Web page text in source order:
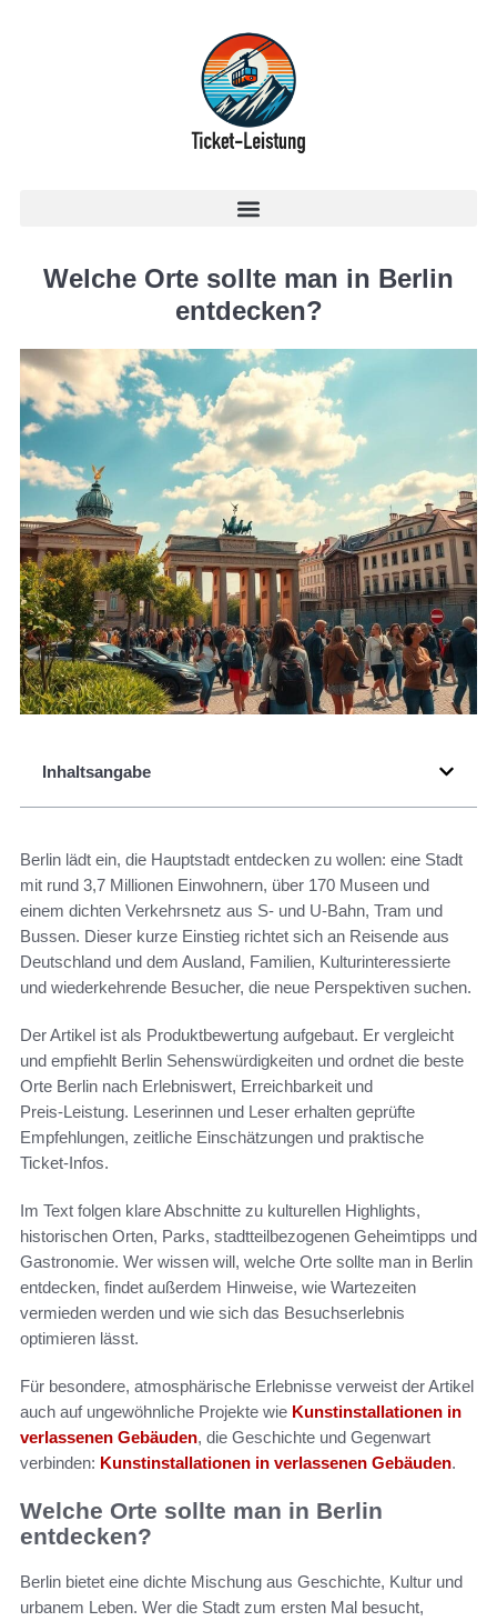
Welche Orte sollte man in Berlin
entdecken?
Inhaltsangabe
Berlin lädt ein, die Hauptstadt entdecken zu wollen: eine Stadt
mit rund 3,7 Millionen Einwohnern, über 170 Museen und
einem dichten Verkehrsnetz aus S‑ und U‑Bahn, Tram und
Bussen. Dieser kurze Einstieg richtet sich an Reisende aus
Deutschland und dem Ausland, Familien, Kulturinteressierte
und wiederkehrende Besucher, die neue Perspektiven suchen.
Der Artikel ist als Produktbewertung aufgebaut. Er vergleicht
und empfiehlt Berlin Sehenswürdigkeiten und ordnet die beste
Orte Berlin nach Erlebniswert, Erreichbarkeit und
Preis‑Leistung. Leserinnen und Leser erhalten geprüfte
Empfehlungen, zeitliche Einschätzungen und praktische
Ticket‑Infos.
Im Text folgen klare Abschnitte zu kulturellen Highlights,
historischen Orten, Parks, stadtteilbezogenen Geheimtipps und
Gastronomie. Wer wissen will, welche Orte sollte man in Berlin
entdecken, findet außerdem Hinweise, wie Wartezeiten
vermieden werden und wie sich das Besuchserlebnis
optimieren lässt.
Für besondere, atmosphärische Erlebnisse verweist der Artikel
auch auf ungewöhnliche Projekte wie Kunstinstallationen in
verlassenen Gebäuden, die Geschichte und Gegenwart
verbinden: Kunstinstallationen in verlassenen Gebäuden.
Welche Orte sollte man in Berlin
entdecken?
Berlin bietet eine dichte Mischung aus Geschichte, Kultur und
urbanem Leben. Wer die Stadt zum ersten Mal besucht,